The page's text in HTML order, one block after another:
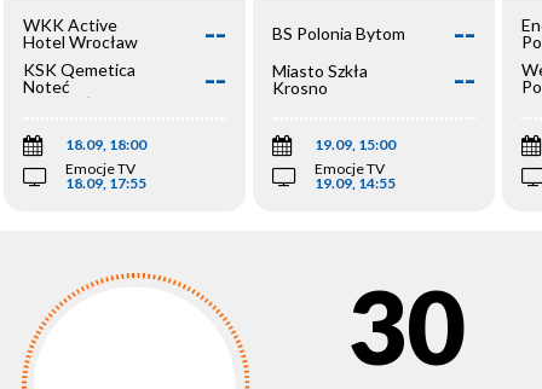
WKK Active
Hotel Wrocław
--
KSK Qemetica
Noteć
Inowrocław
--
18.09, 18:00
Emocje TV
18.09, 17:55
BS Polonia Bytom --
Miasto Szkła
Krosno
--
19.09, 15:00
Emocje TV
19.09, 14:55
30